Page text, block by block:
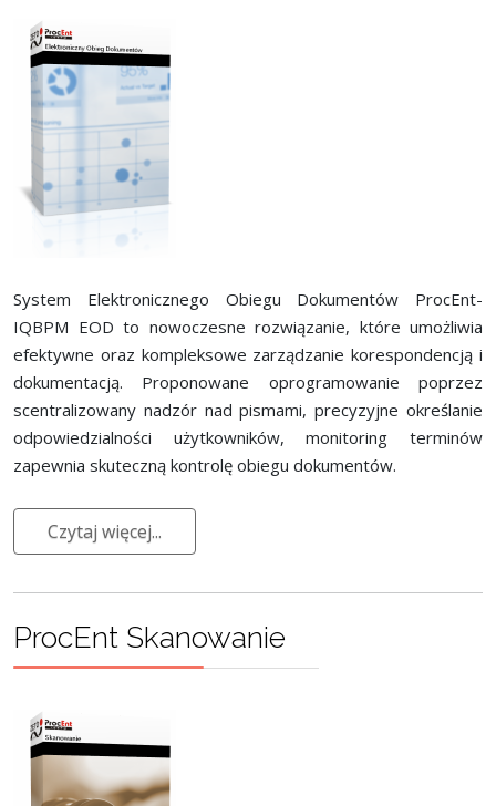
System Elektronicznego Obiegu Dokumentów ProcEnt-
IQBPM EOD to nowoczesne rozwiązanie, które umożliwia
efektywne oraz kompleksowe zarządzanie korespondencją i
dokumentacją. Proponowane oprogramowanie poprzez
scentralizowany nadzór nad pismami, precyzyjne określanie
odpowiedzialności użytkowników, monitoring terminów
zapewnia skuteczną kontrolę obiegu dokumentów.
Czytaj więcej...
ProcEnt Skanowanie